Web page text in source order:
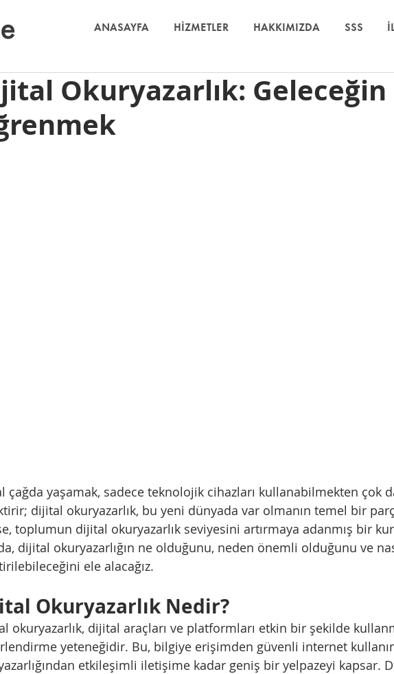
ANASAYFA HİZMETLER HAKKIMIZDA SSS
Okuryazarlık:
çağda yaşamak, sadece teknolojik cihazları kullanabilmekten çok
dijital okuryazarlık, bu yeni dünyada var olmanın temel bir
toplumun dijital okuryazarlık seviyesini artırmaya adanmış bir
dijital okuryazarlığın ne olduğunu, neden önemli olduğunu ve
ele alacağız.
Okuryazarlık Nedir?
yeteneğidir. Bu, bilgiye erişimden güvenli internet
etkileşimli iletişime kadar geniş bir yelpazeyi kapsar.